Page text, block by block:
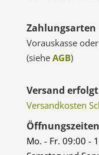
Zahlungsarten
Vorauskasse
(siehe AGB)
Versand
Versandkosten
Öffnungszeiten
Mo. - Fr. 09:00 -